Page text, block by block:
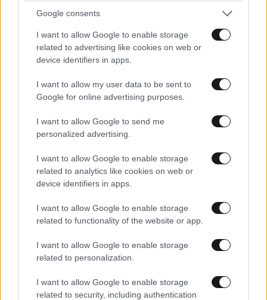
Google consents
I want to allow Google to enable storage
related to advertising like cookies on web or
device identifiers in apps.
I want to allow my user data to be sent to
Google for online advertising purposes.
I want to allow Google to send me
personalized advertising.
I want to allow Google to enable storage
related to analytics like cookies on web or
device identifiers in apps.
I want to allow Google to enable storage
related to functionality of the website or app.
I want to allow Google to enable storage
related to personalization.
I want to allow Google to enable storage
related to security, including authentication
ΠΟΛΙΤΙΚΗ2 ω. πριν
Σαμαρά – Συγγενείς και φίλοι στο πλευρό της
οικογένειας
ΕΛΛΑΔΑ3 ω. πριν
Βίντεο-ντοκουμέντο από το θανατηφόρο
τροχαίο στις Σέρρες: Η στιγμή που το ΙΧ μπαίνει